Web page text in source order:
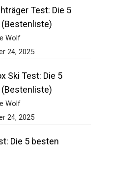
Test: Die 5
Wolf
24, 2025
Ski Test: Die 5
Wolf
24, 2025
Die 5 besten